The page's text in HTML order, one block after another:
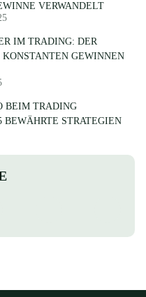
VERWANDELT
IM TRADING: DER
KONSTANTEN GEWINNEN
BEIM TRADING
BEWÄHRTE STRATEGIEN